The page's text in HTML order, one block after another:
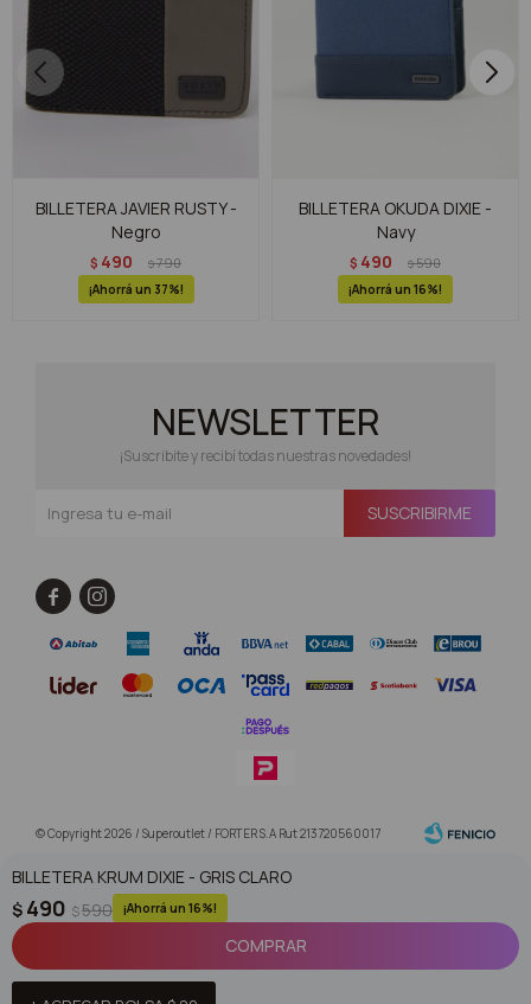
BILLETERA KRUM DIXIE - GRIS CLARO
$ 490 $590 16
COMPRAR
BILLETERA JAVIER RUSTY -
Negro
$ 490 $790
37
BILLETERA OKUDA DIXIE -
Navy
$ 490 $590
16
NEWSLETTER
¡Suscribite y recibí todas nuestras novedades!
SUSCRIBIRME
 
© Copyright 2026 / Superoutlet / FORTER S.A Rut 213720560017